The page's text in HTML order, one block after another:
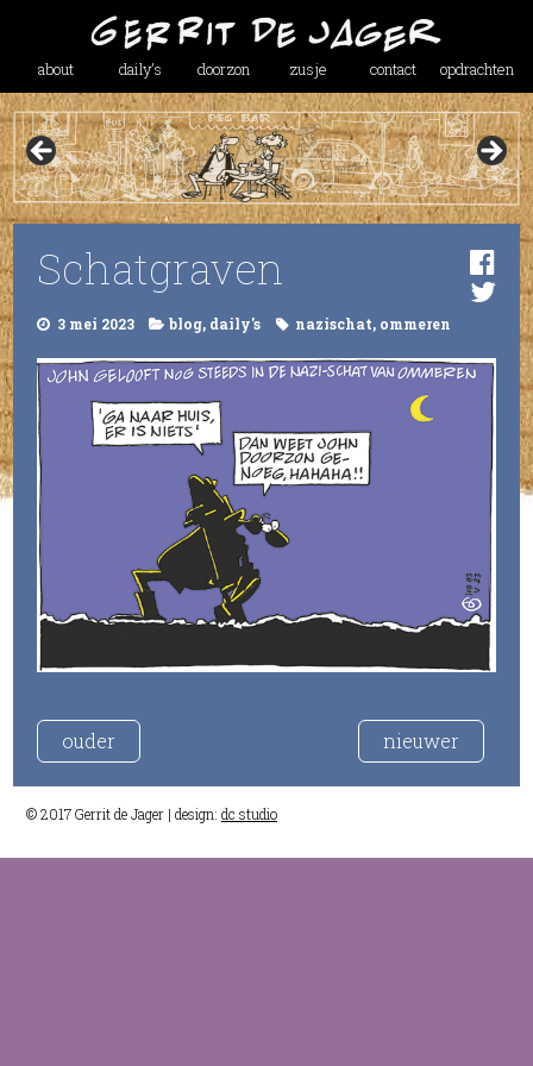
about daily’s doorzon zusje contact opdrachten
Schatgraven
3 mei 2023 blog, daily's nazischat, ommeren
ouder nieuwer
© 2017 Gerrit de Jager | design: dc studio